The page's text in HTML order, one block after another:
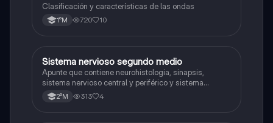
Clasificación y características de las ondas
1°M 720 10
Biología
Sistema nervioso segundo medio
Apunte que contiene neurohistologia, sinapsis,
sistema nervioso central y periférico y sistema
endocrino
2°M 313 4